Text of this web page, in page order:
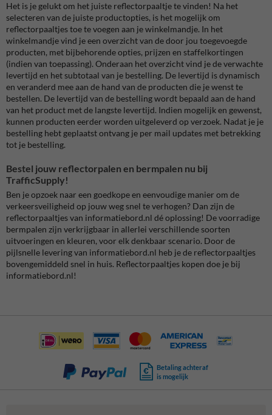
Het is je gelukt om het juiste reflectorpaaltje te vinden! Na het
selecteren van de juiste productopties, is het mogelijk om
reflectorpaaltjes toe te voegen aan je winkelmandje. In het
winkelmandje vind je een overzicht van de door jou toegevoegde
producten, met bijbehorende opties, prijzen en staffelkortingen
(indien van toepassing). Onderaan het overzicht vind je de verwachte
levertijd en het subtotaal van je bestelling. De levertijd is dynamisch
en veranderd mee aan de hand van de producten die je wenst te
bestellen. De levertijd van de bestelling wordt bepaald aan de hand
van het product met de langste levertijd. Indien mogelijk en gewenst,
kunnen producten eerder worden uitgeleverd op verzoek. Nadat je je
bestelling hebt geplaatst ontvang je per mail updates met betrekking
tot je bestelling.
Bestel jouw reflectorpalen en bermpalen nu bij
TrafficSupply!
Ben je opzoek naar een goedkope en eenvoudige manier om de
verkeersveiligheid op jouw weg snel te verhogen? Dan zijn de
reflectorpaaltjes van informatiebord.nl dé oplossing! De voorradige
bermpalen zijn verkrijgbaar in allerlei verschillende soorten
uitvoeringen en kleuren, voor elk denkbaar scenario. Door de
pijlsnelle levering van informatiebord.nl heb je de reflectorpaaltjes
bovengemiddeld snel in huis. Reflectorpaaltjes kopen doe je bij
informatiebord.nl!
Betaling achteraf
is mogelijk